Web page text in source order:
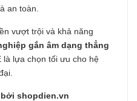
an toàn.
vượt trội và khả năng
gắn âm dạng thẳng
là lựa chọn tối ưu cho hệ
shopdien.vn